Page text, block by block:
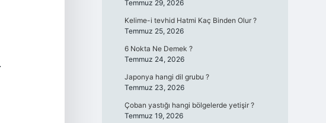
Temmuz 29, 2026
Kelime-i tevhid Hatmi Kaç Binden Olur ?
Temmuz 25, 2026
6 Nokta Ne Demek ?
Temmuz 24, 2026
Japonya hangi dil grubu ?
Temmuz 23, 2026
Çoban yastığı hangi bölgelerde yetişir ?
Temmuz 19, 2026